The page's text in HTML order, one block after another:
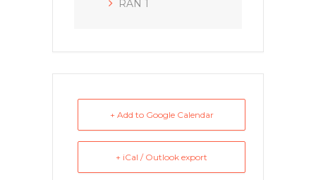
RAN 1
+ Add to Google Calendar
+ iCal / Outlook export